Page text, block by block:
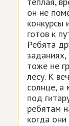
он не
конкурсы
готов к
Ребята
тоже не
лесу. К
солнце, а
под
ребятам
когда